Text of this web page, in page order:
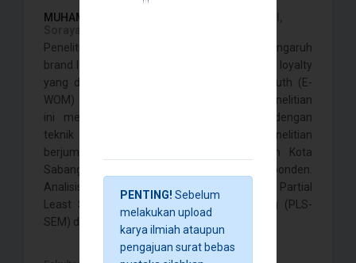
PENTING! Sebelum
melakukan upload
karya ilmiah ataupun
pengajuan surat bebas
MUHAMMAD SIDQAN,
Penelitian ini bertujuan untuk menganalisis pengaruh
brand love dan service quality terhadap brand loyalty
yang dimediasi oleh Electronic Word of Mouth (E-
WOM) pada Diving Tourism Kota Sabang. Penelitian
ini menggunakan pendekatan kuantitatif dengan
teknik purposive sampling. Sampel penelitian
berjumlah 190 pengunjung Diving Tourism Kota
Sabang yang memenuhi kriteria sebagai responden.
Analisis data dilakukan menggunakan metode Partial
Least Squares-Structural Equation Modeling (PLS-
SEM) dengan . . . .